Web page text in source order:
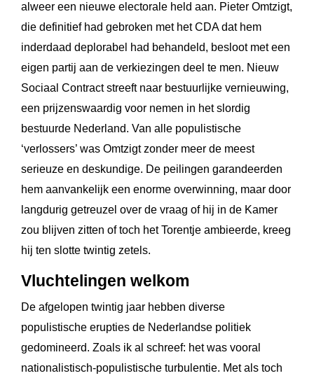
alweer een nieuwe electorale held aan. Pieter Omtzigt,
die definitief had gebroken met het CDA dat hem
inderdaad deplorabel had behandeld, besloot met een
eigen partij aan de verkiezingen deel te men. Nieuw
Sociaal Contract streeft naar bestuurlijke vernieuwing,
een prijzenswaardig voor nemen in het slordig
bestuurde Nederland. Van alle populistische
‘verlossers’ was Omtzigt zonder meer de meest
serieuze en deskundige. De peilingen garandeerden
hem aanvankelijk een enorme overwinning, maar door
langdurig getreuzel over de vraag of hij in de Kamer
zou blijven zitten of toch het Torentje ambieerde, kreeg
hij ten slotte twintig zetels.
Vluchtelingen welkom
De afgelopen twintig jaar hebben diverse
populistische erupties de Nederlandse politiek
gedomineerd. Zoals ik al schreef: het was vooral
nationalistisch-populistische turbulentie. Met als toch